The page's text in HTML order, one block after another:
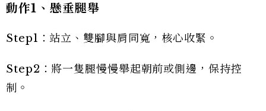
動作1 、懸垂腿舉
Step1：站立、雙腳與肩同寬，核心收緊。
Step2：將一隻腿慢慢舉起朝前或側邊，保持控
制。